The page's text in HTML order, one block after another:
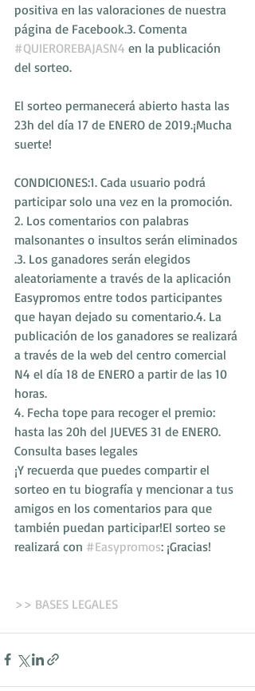
positiva en las valoraciones de nuestra
página de Facebook.3. Comenta
#QUIEROREBAJASN4 en la publicación
del sorteo.
El sorteo permanecerá abierto hasta las
23h del día 17 de ENERO de 2019.¡Mucha
suerte!
CONDICIONES:1. Cada usuario podrá
participar solo una vez en la promoción.
2. Los comentarios con palabras
malsonantes o insultos serán eliminados
.3. Los ganadores serán elegidos
aleatoriamente a través de la aplicación
Easypromos entre todos participantes
que hayan dejado su comentario.4. La
publicación de los ganadores se realizará
a través de la web del centro comercial
N4 el día 18 de ENERO a partir de las 10
horas.
4. Fecha tope para recoger el premio:
hasta las 20h del JUEVES 31 de ENERO.
Consulta bases legales
¡Y recuerda que puedes compartir el
sorteo en tu biografía y mencionar a tus
amigos en los comentarios para que
también puedan participar!El sorteo se
realizará con #Easypromos: ¡Gracias!
>> BASES LEGALES